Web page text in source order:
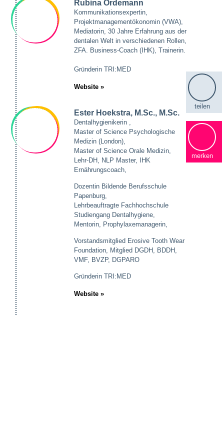
teilen
merken
Rubina Ordemann
Kommunikationsexpertin,
Projektmanagementökonomin (VWA),
Mediatorin, 30 Jahre Erfahrung aus der
dentalen Welt in verschiedenen Rollen,
ZFA. Business-Coach (IHK), Trainerin.
Gründerin TRI:MED
Website »
Ester Hoekstra, M.Sc., M.Sc.
Dentalhygienikerin ,
Master of Science Psychologische
Medizin (London),
Master of Science Orale Medizin,
Lehr-DH, NLP Master, IHK
Ernährungscoach,
Dozentin Bildende Berufsschule
Papenburg,
Lehrbeauftragte Fachhochschule
Studiengang Dentalhygiene,
Mentorin, Prophylaxemanagerin,
Vorstandsmitglied Erosive Tooth Wear
Foundation, Mitglied DGDH, BDDH,
VMF, BVZP, DGPARO
Gründerin TRI:MED
Website »